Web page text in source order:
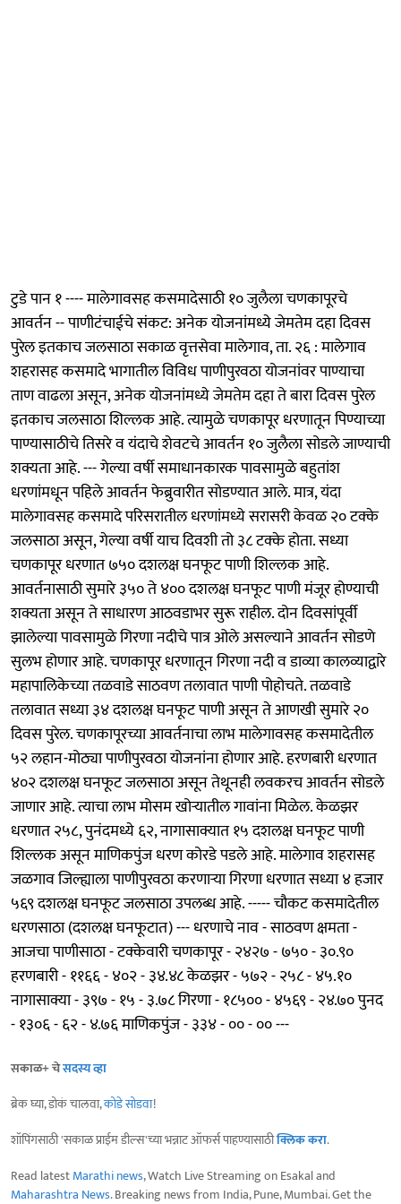
टुडे पान १ ---- मालेगावसह कसमादेसाठी १० जुलैला चणकापूरचे
आवर्तन -- पाणीटंचाईचे संकट: अनेक योजनांमध्ये जेमतेम दहा दिवस
पुरेल इतकाच जलसाठा सकाळ वृत्तसेवा मालेगाव, ता. २६ : मालेगाव
शहरासह कसमादे भागातील विविध पाणीपुरवठा योजनांवर पाण्याचा
ताण वाढला असून, अनेक योजनांमध्ये जेमतेम दहा ते बारा दिवस पुरेल
इतकाच जलसाठा शिल्लक आहे. त्यामुळे चणकापूर धरणातून पिण्याच्या
पाण्यासाठीचे तिसरे व यंदाचे शेवटचे आवर्तन १० जुलैला सोडले जाण्याची
शक्यता आहे. --- गेल्या वर्षी समाधानकारक पावसामुळे बहुतांश
धरणांमधून पहिले आवर्तन फेब्रुवारीत सोडण्यात आले. मात्र, यंदा
मालेगावसह कसमादे परिसरातील धरणांमध्ये सरासरी केवळ २० टक्के
जलसाठा असून, गेल्या वर्षी याच दिवशी तो ३८ टक्के होता. सध्या
चणकापूर धरणात ७५० दशलक्ष घनफूट पाणी शिल्लक आहे.
आवर्तनासाठी सुमारे ३५० ते ४०० दशलक्ष घनफूट पाणी मंजूर होण्याची
शक्यता असून ते साधारण आठवडाभर सुरू राहील. दोन दिवसांपूर्वी
झालेल्या पावसामुळे गिरणा नदीचे पात्र ओले असल्याने आवर्तन सोडणे
सुलभ होणार आहे. चणकापूर धरणातून गिरणा नदी व डाव्या कालव्याद्वारे
महापालिकेच्या तळवाडे साठवण तलावात पाणी पोहोचते. तळवाडे
तलावात सध्या ३४ दशलक्ष घनफूट पाणी असून ते आणखी सुमारे २०
दिवस पुरेल. चणकापूरच्या आवर्तनाचा लाभ मालेगावसह कसमादेतील
५२ लहान-मोठ्या पाणीपुरवठा योजनांना होणार आहे. हरणबारी धरणात
४०२ दशलक्ष घनफूट जलसाठा असून तेथूनही लवकरच आवर्तन सोडले
जाणार आहे. त्याचा लाभ मोसम खोऱ्यातील गावांना मिळेल. केळझर
धरणात २५८, पुनंदमध्ये ६२, नागासाक्यात १५ दशलक्ष घनफूट पाणी
शिल्लक असून माणिकपुंज धरण कोरडे पडले आहे. मालेगाव शहरासह
जळगाव जिल्ह्याला पाणीपुरवठा करणाऱ्या गिरणा धरणात सध्या ४ हजार
५६९ दशलक्ष घनफूट जलसाठा उपलब्ध आहे. ----- चौकट कसमादेतील
धरणसाठा (दशलक्ष घनफूटात) --- धरणाचे नाव - साठवण क्षमता -
आजचा पाणीसाठा - टक्केवारी चणकापूर - २४२७ - ७५० - ३०.९०
हरणबारी - ११६६ - ४०२ - ३४.४८ केळझर - ५७२ - २५८ - ४५.१०
नागासाक्या - ३९७ - १५ - ३.७८ गिरणा - १८५०० - ४५६९ - २४.७० पुनद
- १३०६ - ६२ - ४.७६ माणिकपुंज - ३३४ - ०० - ०० ---
सकाळ+ चेसदस्य व्हा
ब्रेक घ्या, डोकं चालवा,कोडे सोडवा!
शॉपिंगसाठी 'सकाळ प्राईम डील्स'च्या भन्नाट ऑफर्स पाहण्यासाठीक्लिक करा.
Read latestMarathi news, Watch Live Streaming on Esakal and
Maharashtra News. Breaking news from India, Pune, Mumbai. Get the